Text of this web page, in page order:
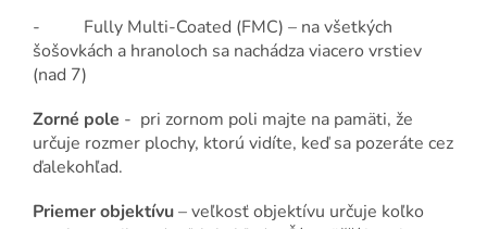
- Fully Multi-Coated (FMC) – na všetkých
šošovkách a hranoloch sa nachádza viacero vrstiev
(nad 7)
Zorné pole - pri zornom poli majte na pamäti, že
určuje rozmer plochy, ktorú vidíte, keď sa pozeráte cez
ďalekohľad.
Priemer objektívu– veľkosť objektívu určuje koľko